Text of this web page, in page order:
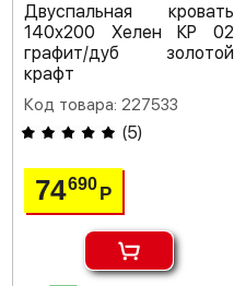
Двуспальная кровать
140х200 Хелен КР 02
графит/дуб золотой
крафт
Код товара: 227533
(5)
74690Р